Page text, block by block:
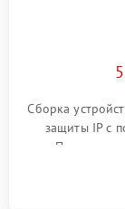
Сборка
защиты IP с
абсолютно